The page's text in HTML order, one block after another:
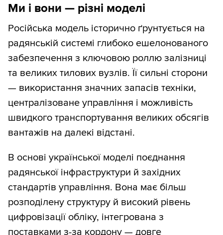
Ми і вони — різні моделі
Російська модель історично ґрунтується на
радянській системі глибоко ешелонованого
забезпечення з ключовою роллю залізниці
та великих тилових вузлів. Її сильні сторони
— використання значних запасів техніки,
централізоване управління і можливість
швидкого транспортування великих обсягів
вантажів на далекі відстані.
В основі української моделі поєднання
радянської інфраструктури й західних
стандартів управління. Вона має більш
розподілену структуру й високий рівень
цифровізації обліку, інтегрована з
поставками з-за кордону — довге